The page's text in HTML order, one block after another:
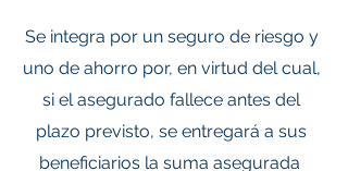
Se integra por un seguro de riesgo y
uno de ahorro por, en virtud del cual,
si el asegurado fallece antes del
plazo previsto, se entregará a sus
beneficiarios la suma asegurada